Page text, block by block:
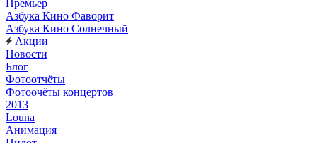
Премьер
Азбука Кино Фаворит
Азбука Кино Солнечный
Акции
Новости
Блог
Фотоотчёты
Фотоочёты концертов
2013
Louna
Анимация